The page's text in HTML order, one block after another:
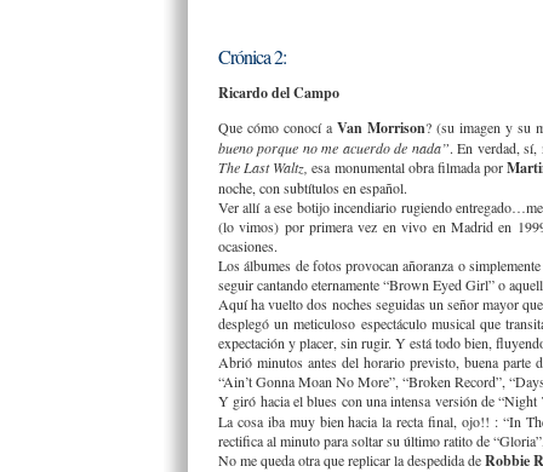
Crónica 2:
Ricardo del Campo
Que cómo conocí aVan Morrison? (su imagen y su
bueno porque no me acuerdo de nada”. En verdad, sí,
The Last Waltz, esa monumental obra filmada por
noche, con subtítulos en español.
Ver allí a ese botijo incendiario rugiendo
(lo vimos) por primera vez en vivo en Madrid en
ocasiones.
Los álbumes de fotos provocan añoranza o
seguir cantando eternamente “Brown Eyed Girl” o
Aquí ha vuelto dos noches seguidas un señor mayor
desplegó un meticuloso espectáculo musical que
expectación y placer, sin rugir. Y está todo bien,
Abrió minutos antes del horario previsto, buena parte
“Ain’t Gonna Moan No More”, “Broken Record”,
Y giró hacia el blues con una intensa versión de
La cosa iba muy bien hacia la recta final, ojo!! : “In
rectifica al minuto para soltar su último ratito de
No me queda otra que replicar la despedida deRobbie